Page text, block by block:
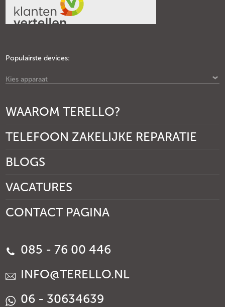
Populairste devices:
Kies apparaat
WAAROM TERELLO?
TELEFOON ZAKELIJKE REPARATIE
BLOGS
VACATURES
CONTACT PAGINA
085 - 76 00 446
INFO@TERELLO.NL
06 - 30634639